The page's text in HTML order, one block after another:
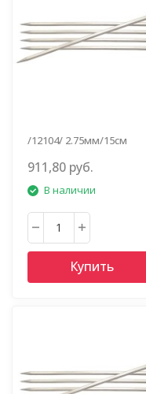
/12104/ 2.75мм/15см
911,80 руб.
В наличии
Купить